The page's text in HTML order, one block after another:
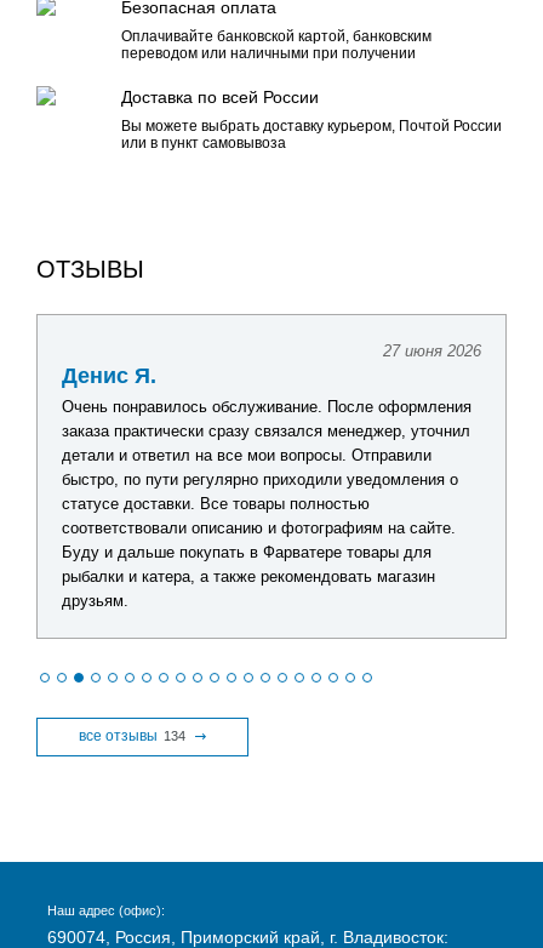
Безопасная оплата
Оплачивайте банковской картой, банковским
переводом или наличными при получении
Доставка по всей России
Вы можете выбрать доставку курьером, Почтой России
или в пункт самовывоза
ОТЗЫВЫ
27 июня 2026
Денис Я.
Очень понравилось обслуживание. После оформления
заказа практически сразу связался менеджер, уточнил
детали и ответил на все мои вопросы. Отправили
быстро, по пути регулярно приходили уведомления о
статусе доставки. Все товары полностью
соответствовали описанию и фотографиям на сайте.
Буду и дальше покупать в Фарватере товары для
рыбалки и катера, а также рекомендовать магазин
друзьям.
все отзывы 134
Наш адрес (офис):
690074, Россия, Приморский край, г. Владивосток: